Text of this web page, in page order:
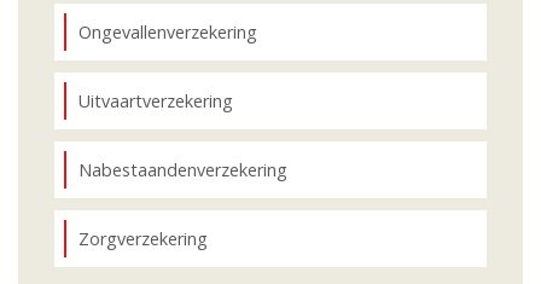
Ongevallenverzekering
Uitvaartverzekering
Nabestaandenverzekering
Zorgverzekering